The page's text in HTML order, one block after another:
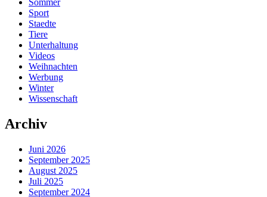
Sommer
Sport
Staedte
Tiere
Unterhaltung
Videos
Weihnachten
Werbung
Winter
Wissenschaft
Archiv
Juni 2026
September 2025
August 2025
Juli 2025
September 2024